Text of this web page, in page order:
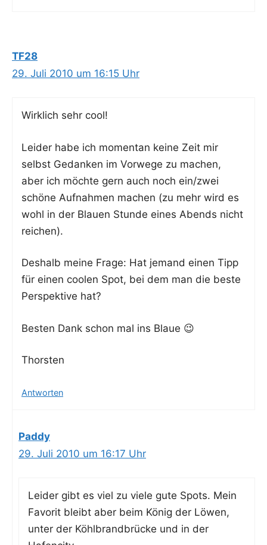
TF28
29. Juli 2010 um 16:15 Uhr
Wirk­lich sehr cool!
Lei­der habe ich momen­tan kei­ne Zeit mir
selbst Gedan­ken im Vor­we­ge zu machen,
aber ich möch­te gern auch noch ein/zwei
schö­ne Auf­nah­men machen (zu mehr wird es
wohl in der Blau­en Stun­de eines Abends nicht
reichen).
Des­halb mei­ne Fra­ge: Hat jemand einen Tipp
für einen coo­len Spot, bei dem man die bes­te
Per­spek­ti­ve hat?
Bes­ten Dank schon mal ins Blaue 😉
Thors­ten
Antworten
Paddy
29. Juli 2010 um 16:17 Uhr
Lei­der gibt es viel zu vie­le gute Spots. Mein
Favo­rit bleibt aber beim König der Löwen,
unter der Köhl­brand­brü­cke und in der